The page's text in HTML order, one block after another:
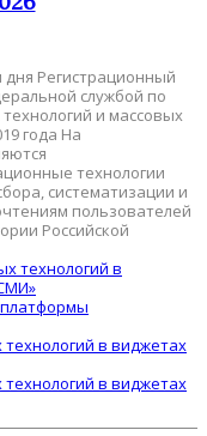
дня Регистрационный
службой по
и массовых
года На
технологии
систематизации и
пользователей
Российской
технологий в
в виджетах
в виджетах